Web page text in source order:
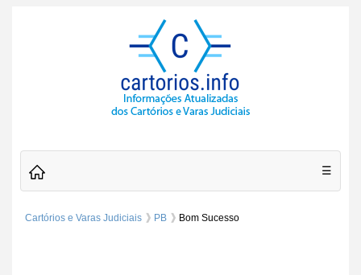
☰
Cartórios e Varas Judiciais PB Bom Sucesso